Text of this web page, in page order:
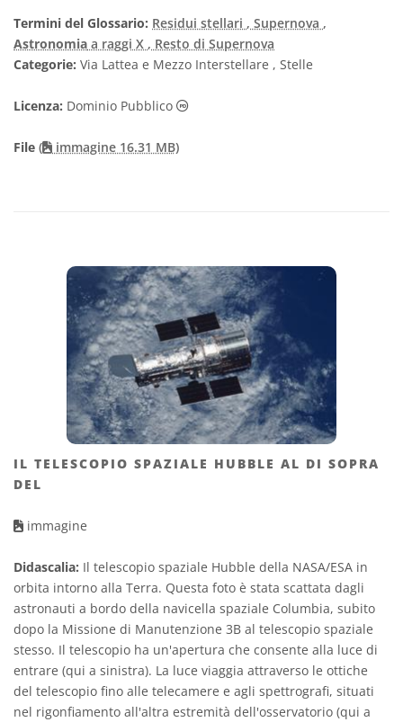
Termini del Glossario: Residui stellari , Supernova ,
Astronomia a raggi X , Resto di Supernova
Categorie: Via Lattea e Mezzo Interstellare , Stelle
Licenza: Dominio Pubblico Dominio Pubblico icone
File ( immagine 16.31 MB)
IL TELESCOPIO SPAZIALE HUBBLE AL DI SOPRA
DEL
immagine
Didascalia: Il telescopio spaziale Hubble della NASA/ESA in
orbita intorno alla Terra. Questa foto è stata scattata dagli
astronauti a bordo della navicella spaziale Columbia, subito
dopo la Missione di Manutenzione 3B al telescopio spaziale
stesso. Il telescopio ha un'apertura che consente alla luce di
entrare (qui a sinistra). La luce viaggia attraverso le ottiche
del telescopio fino alle telecamere e agli spettrografi, situati
nel rigonfiamento all'altra estremità dell'osservatorio (qui a